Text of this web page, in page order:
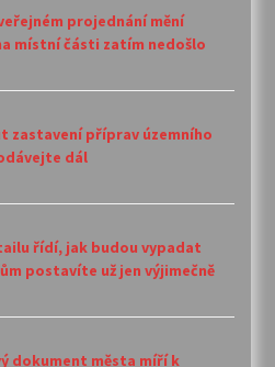
projednání mění
místní části zatím nedošlo
zastavení příprav územního
dál
řídí, jak budou vypadat
postavíte už jen výjimečně
dokument města míří k